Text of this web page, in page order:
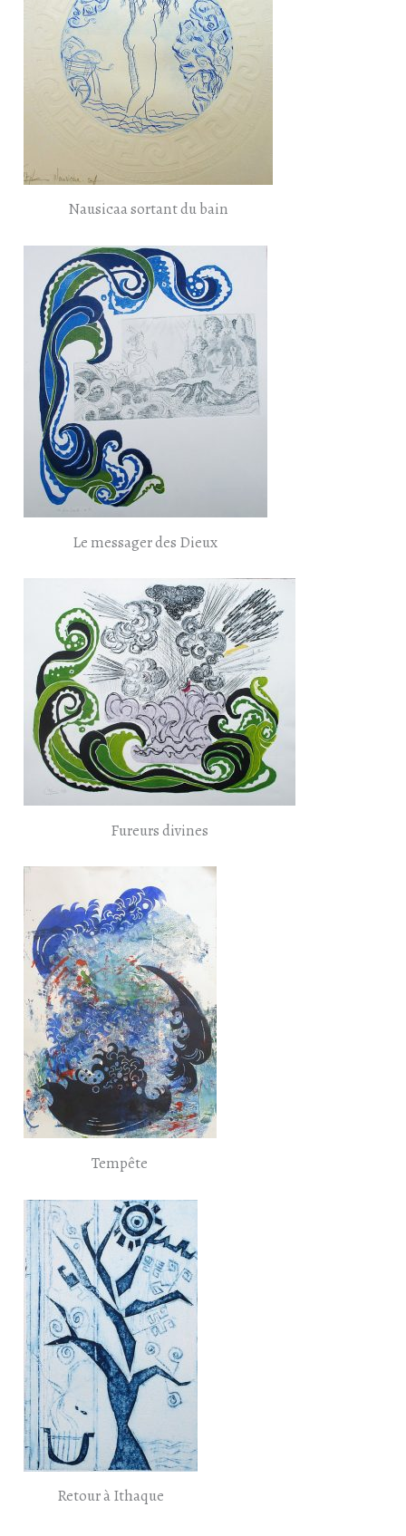
Nausicaa sortant du bain
Le messager des Dieux
Fureurs divines
Tempête
Retour à Ithaque